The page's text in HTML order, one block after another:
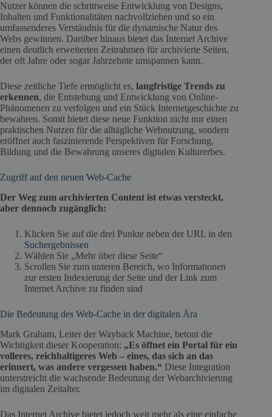
Nutzer können die schrittweise Entwicklung von Designs,
Inhalten und Funktionalitäten nachvollziehen und so ein
umfassenderes Verständnis für die dynamische Natur des
Webs gewinnen. Darüber hinaus bietet das Internet Archive
einen deutlich erweiterten Zeitrahmen für archivierte Seiten,
der oft Jahre oder sogar Jahrzehnte umspannen kann.
Diese zeitliche Tiefe ermöglicht es, langfristige Trends zu
erkennen, die Entstehung und Entwicklung von Online-
Phänomenen zu verfolgen und ein Stück Internetgeschichte zu
bewahren. Somit bietet diese neue Funktion nicht nur einen
praktischen Nutzen für die alltägliche Webnutzung, sondern
eröffnet auch faszinierende Perspektiven für Forschung,
Bildung und die Bewahrung unseres digitalen Kulturerbes.
Zugriff auf den neuen Web-Cache
Der Weg zum archivierten Content ist etwas versteckt,
aber dennoch zugänglich:
Klicken Sie auf die drei Punkte neben der URL in den
Suchergebnissen
Wählen Sie „Mehr über diese Seite“
Scrollen Sie zum unteren Bereich, wo Informationen
zur ersten Indexierung der Seite und der Link zum
Internet Archive zu finden sind
Die Bedeutung des Web-Cache in der digitalen Ära
Mark Graham, Leiter der Wayback Machine, betont die
Wichtigkeit dieser Kooperation: „Es öffnet ein Portal für ein
volleres, reichhaltigeres Web – eines, das sich an das
erinnert, was andere vergessen haben.“ Diese Integration
unterstreicht die wachsende Bedeutung der Webarchivierung
im digitalen Zeitalter.
Das Internet Archive bietet jedoch weit mehr als eine einfache